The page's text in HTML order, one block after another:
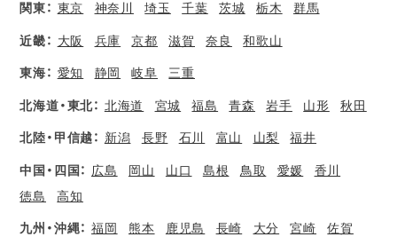
関東： 東京 神奈川 埼玉 千葉 茨城 栃木 群馬
近畿： 大阪 兵庫 京都 滋賀 奈良 和歌山
東海： 愛知 静岡 岐阜 三重
北海道・東北： 北海道 宮城 福島 青森 岩手 山形 秋田
北陸・甲信越： 新潟 長野 石川 富山 山梨 福井
中国・四国： 広島 岡山 山口 島根 鳥取 愛媛
香川
徳島
高知
九州・沖縄： 福岡 熊本 鹿児島 長崎 大分 宮崎
佐賀